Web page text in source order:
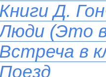
Книги Д.
(Это
Встреча в
Поезд